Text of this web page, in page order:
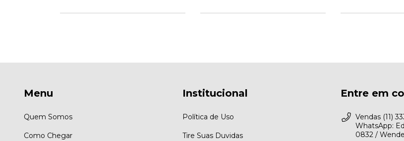
Menu
Quem Somos
Como Chegar
Institucional
Política de Uso
Tire Suas Duvidas
Entre em
Vendas (11)
WhatsApp:
0832 /